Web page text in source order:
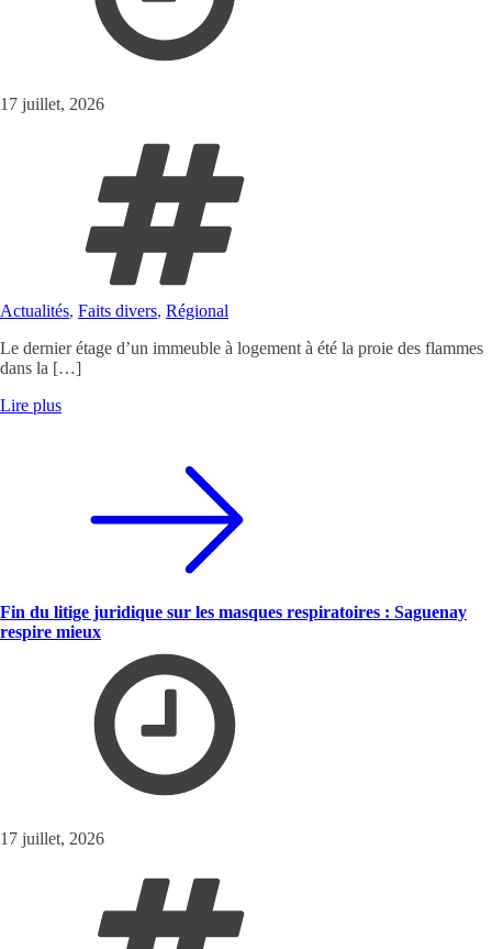
17 juillet, 2026
Actualités, Faits divers, Régional
Le dernier étage d’un immeuble à logement à été la proie des flammes
dans la […]
Lire plus
Fin du litige juridique sur les masques respiratoires : Saguenay
respire mieux
17 juillet, 2026